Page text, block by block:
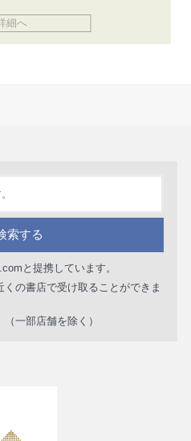
細へ
索する
と提携しています。
の書店で受け取ることができま
一部店舗を除く）